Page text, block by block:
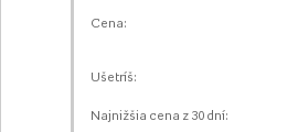
Cena:
Ušetríš:
Najnižšia cena z 30 dní: